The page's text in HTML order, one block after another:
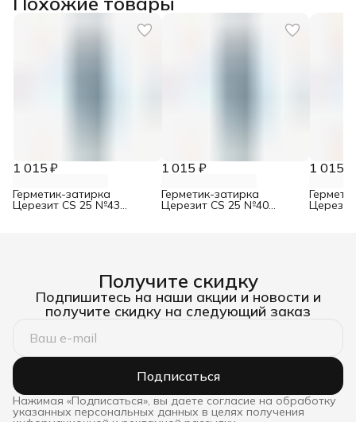
1 015 ₽
Герметик-затирка
Церезит CS 25 №43
1 015 ₽
Герметик-затирка
Церезит CS 25 №40
1 015 ₽
Получите скидку
Подпишитесь на наши акции и новости и
получите скидку на следующий заказ
Подписаться
Нажимая «Подписаться», вы даете согласие на обработку
указанных персональных данных в целях получения